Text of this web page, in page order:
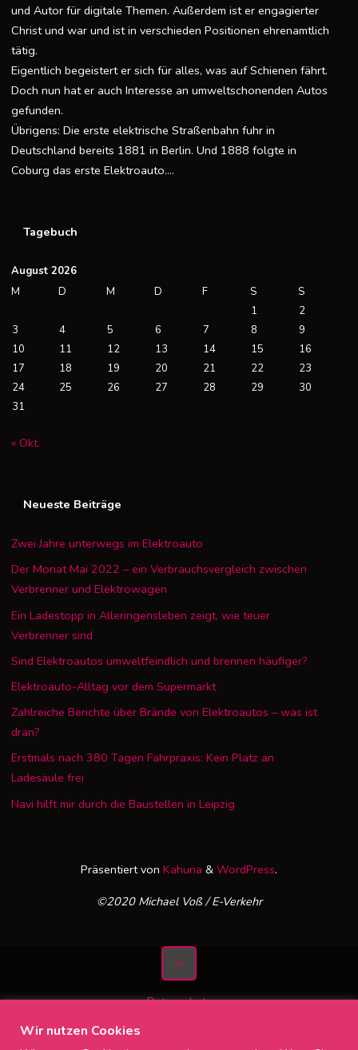
und Autor für digitale Themen. Außerdem ist er engagierter
Christ und war und ist in verschieden Positionen ehrenamtlich
tätig.
Eigentlich begeistert er sich für alles, was auf Schienen fährt.
Doch nun hat er auch Interesse an umweltschonenden Autos
gefunden.
Übrigens: Die erste elektrische Straßenbahn fuhr in
Deutschland bereits 1881 in Berlin. Und 1888 folgte in
Coburg das erste Elektroauto….
Tagebuch
August 2026
M
D M D F S
S
1
2
3
4 5 6 7 8
9
10
11 12 13 14 15
16
17
18 19 20 21 22
23
24
25 26 27 28 29
30
31
« Okt.
Neueste Beiträge
Zwei Jahre unterwegs im Elektroauto
Der Monat Mai 2022 – ein Verbrauchsvergleich zwischen
Verbrenner und Elektrowagen
Ein Ladestopp in Alleringensleben zeigt, wie teuer
Verbrenner sind
Sind Elektroautos umweltfeindlich und brennen häufiger?
Elektroauto-Alltag vor dem Supermarkt
Zahlreiche Berichte über Brände von Elektroautos – was ist
dran?
Erstmals nach 380 Tagen Fahrpraxis: Kein Platz an
Ladesäule frei
Navi hilft mir durch die Baustellen in Leipzig
Präsentiert von Kahuna & WordPress.
©2020 Michael Voß / E-Verkehr
Datenschutz
Wir nutzen Cookies